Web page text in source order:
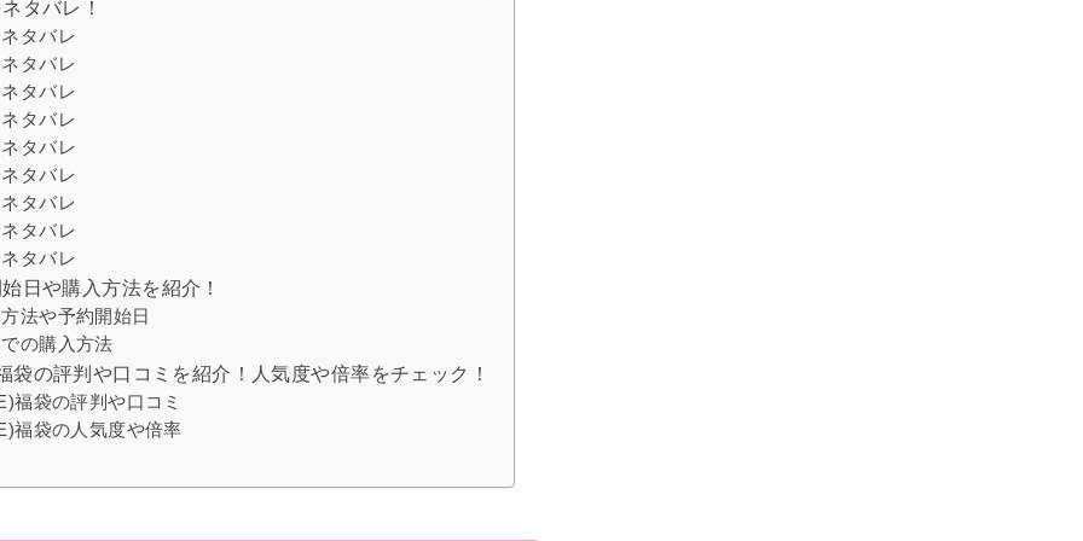
タバレ！
タバレ
タバレ
タバレ
タバレ
タバレ
タバレ
タバレ
タバレ
タバレ
日や購入方法を紹介！
法や予約開始日
の購入方法
の評判や口コミを紹介！人気度や倍率をチェック！
福袋の評判や口コミ
福袋の人気度や倍率